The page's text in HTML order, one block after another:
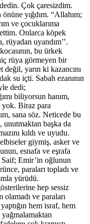
dedin. Çok çaresizdim.
önüne yığdım. “Allahım;
ve çocuklarıma
Onlarca köpek
uyandım’’.
bu ürkek
rüya görmeyen bir
değil, yarın ki kazancını
su içti. Sabah ezanının
dedi;
biliyorsun hanım,
yok. Biraz para
sana söz. Neticede bu
unutmaktan başka da
kıldı ve uyudu.
giymiş, asker ve
esnafa ve eşrafa
Emir’in oğlunun
paraları topladı ve
yürüdü.
hep sessiz
olamadı ve paraları
hem israf, hem